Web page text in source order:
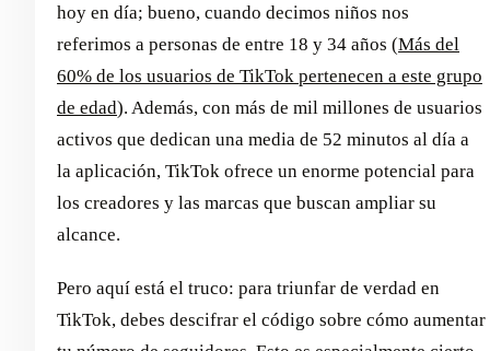
hoy en día; bueno, cuando decimos niños nos
referimos a personas de entre 18 y 34 años (Más del
60% de los usuarios de TikTok pertenecen a este grupo
de edad). Además, con más de mil millones de usuarios
activos que dedican una media de 52 minutos al día a
la aplicación, TikTok ofrece un enorme potencial para
los creadores y las marcas que buscan ampliar su
alcance.
Pero aquí está el truco: para triunfar de verdad en
TikTok, debes descifrar el código sobre cómo aumentar